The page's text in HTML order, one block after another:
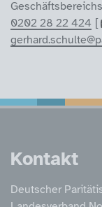
0202 28 22 424
Kontakt
Deutscher